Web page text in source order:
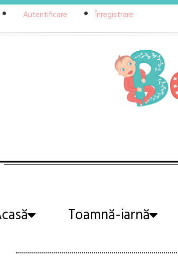
Autentificare Înregistrare
Toamnă-iarnă